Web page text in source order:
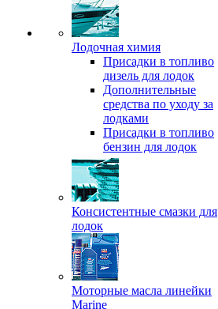
Лодочная химия
Присадки в топливо
дизель для лодок
Дополнительные
средства по уходу за
лодками
Присадки в топливо
бензин для лодок
Консистентные смазки для
лодок
Моторные масла линейки
Marine